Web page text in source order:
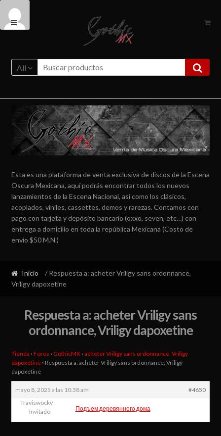
Ir
a
Ir
al
All
Esta es una plataforma de venta exclusiva de discos de la Escena
Oscura Mexicana, aquí podrás encontrar todos los nuevos
lanzamientos de la Escena Nacional, así como los clásicos,
acoplados, viniles, cassettes, demos y rarezas. Contamos con
pago con tarjeta y depósito bancario (oxxo, seven, etc…) con
entrega a domicilio en toda la república Mexicana (Costo de
envío $50 M.N.)
Inicio
/ Respuesta a: acheter Vriligy sans ordonnance,
Vriligy dapoxetine
Respuesta a: acheter Vriligy sans
ordonnance, Vriligy dapoxetine
Tienda › Foros › GothicMX › acheter Vriligy sans ordonnance, Vriligy
dapoxetine › Respuesta a: acheter Vriligy sans ordonnance, Vriligy
dapoxetine
mayo 8, 2025 a las 10:38 am
#4650
Traviswocky
Invitado
Подъем деревянного дома